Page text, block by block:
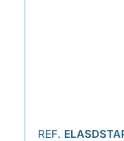
REF.